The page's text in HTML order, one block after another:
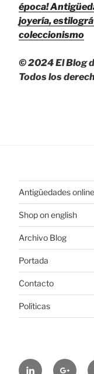
época!
joyería,
coleccionismo
© 2024 El Blog
Todos los
Antigüedades online
Shop on english
Archivo Blog
Portada
Contacto
Políticas
https://